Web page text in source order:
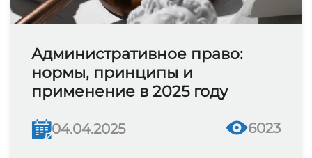
Административное право:
нормы, принципы и
применение в 2025 году
04.04.2025 6023